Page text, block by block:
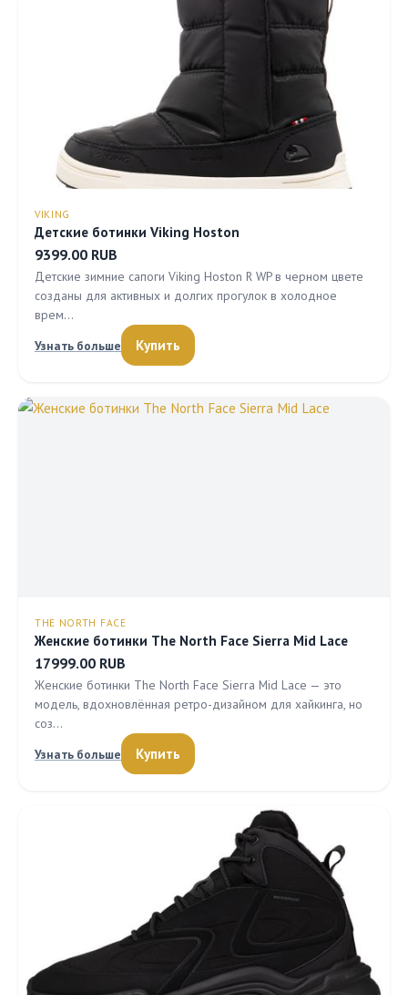
VIKING
Детские ботинки Viking Hoston
9399.00 RUB
Детские зимние сапоги Viking Hoston R WP в черном цвете
созданы для активных и долгих прогулок в холодное
врем…
Узнать больше
Купить
THE NORTH FACE
Женские ботинки The North Face Sierra Mid Lace
17999.00 RUB
Женские ботинки The North Face Sierra Mid Lace — это
модель, вдохновлённая ретро-дизайном для хайкинга, но
соз…
Узнать больше
Купить